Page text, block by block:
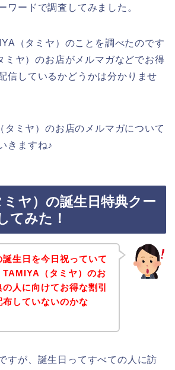
ワードで調査してみました。
（タミヤ）のことを調べたのです
ミヤ）のお店がメルマガなどでお得
信しているかどうかは分かりませ
タミヤ）のお店のメルマガについて
きますね♪
ヤ）の誕生日特典クー
てみた！
生日を今日祝っていて
（タミヤ）のお
人に向けてお得な割引
していないのかな
すが、誕生日ってすべての人に訪